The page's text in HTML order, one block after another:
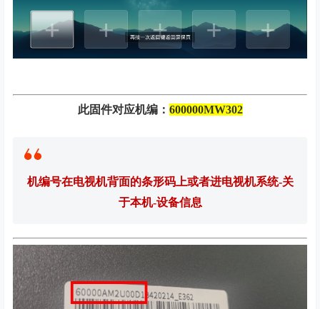
此固件对应机编： 600000MW302
机编号在电视机背面的条形码上或者进电视机系统-关
于本机-设备信息